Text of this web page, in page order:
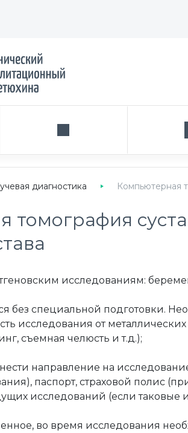
Поиск услуги, направления
диагностика Компьютерная
томография
исследованиям:
без специальной подготовки.
исследования от
съемная челюсть и т.д.);
направление на
паспорт, страховой полис
исследований (если таковые
во время исследования